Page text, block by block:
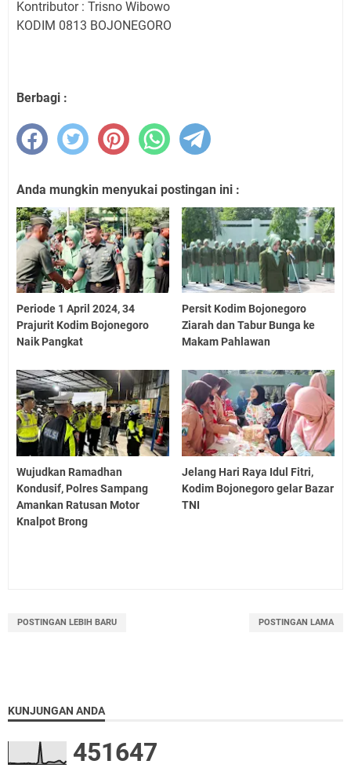
Kontributor : Trisno Wibowo
KODIM 0813 BOJONEGORO
Berbagi :
Anda mungkin menyukai postingan ini :
Periode 1 April 2024, 34
Prajurit Kodim Bojonegoro
Naik Pangkat
Persit Kodim Bojonegoro
Ziarah dan Tabur Bunga ke
Makam Pahlawan
Wujudkan Ramadhan
Kondusif, Polres Sampang
Amankan Ratusan Motor
Knalpot Brong
Jelang Hari Raya Idul Fitri,
Kodim Bojonegoro gelar Bazar
TNI
POSTINGAN LEBIH BARU POSTINGAN LAMA
KUNJUNGAN ANDA
451647